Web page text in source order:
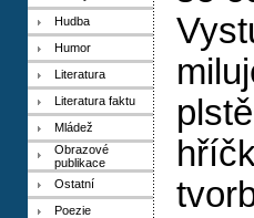
Hudba
Humor
Literatura
Literatura faktu
Mládež
Obrazové
publikace
Ostatní
Poezie